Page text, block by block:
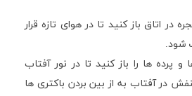
اتاق باز کنید تا در هوای تازه قرار
شود.
پرده ها را باز کنید تا در نور آفتاب
در آفتاب به از بین بردن باکتری ها